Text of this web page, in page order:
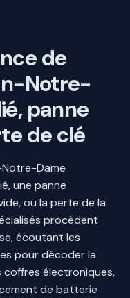
de
Notre-
panne
de clé
Dame
une panne
ou la perte de la
procèdent
écoutant les
pour décoder la
coffres électroniques,
de batterie